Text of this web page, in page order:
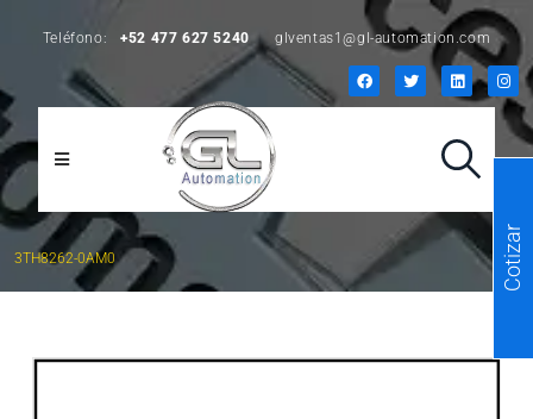
Teléfono: +52 477 627 5240 glventas1@gl-automation.com
3TH8262-0AM0 Cotizar